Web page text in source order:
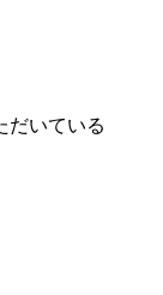
だいている